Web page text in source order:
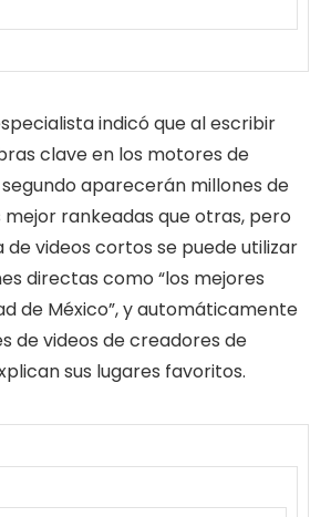
indicó que al escribir
clave en los motores de
segundo aparecerán millones de
mejor rankeadas que otras, pero
videos cortos se puede utilizar
directas como “los mejores
de México”, y automáticamente
de videos de creadores de
sus lugares favoritos.